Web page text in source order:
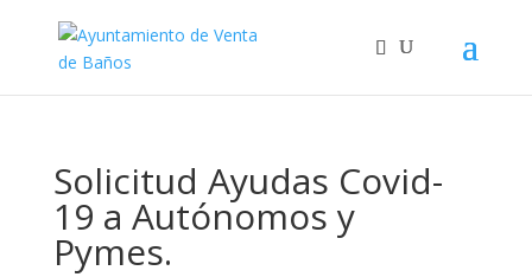
Solicitud Ayudas Covid-
19 a Autónomos y
Pymes.